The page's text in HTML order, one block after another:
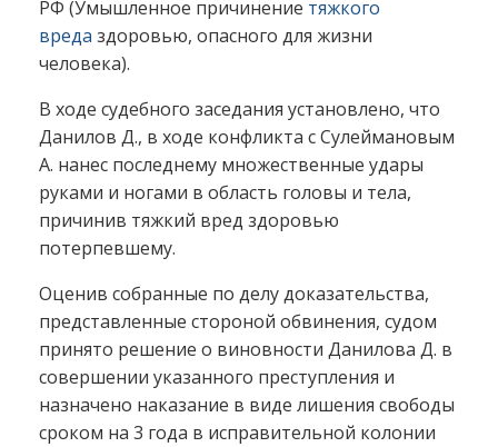
РФ (Умышленное причинение тяжкого
вреда здоровью, опасного для жизни
человека).
В ходе судебного заседания установлено, что
Данилов Д., в ходе конфликта с Сулеймановым
А. нанес последнему множественные удары
руками и ногами в область головы и тела,
причинив тяжкий вред здоровью
потерпевшему.
Оценив собранные по делу доказательства,
представленные стороной обвинения, судом
принято решение о виновности Данилова Д. в
совершении указанного преступления и
назначено наказание в виде лишения свободы
сроком на 3 года в исправительной колонии